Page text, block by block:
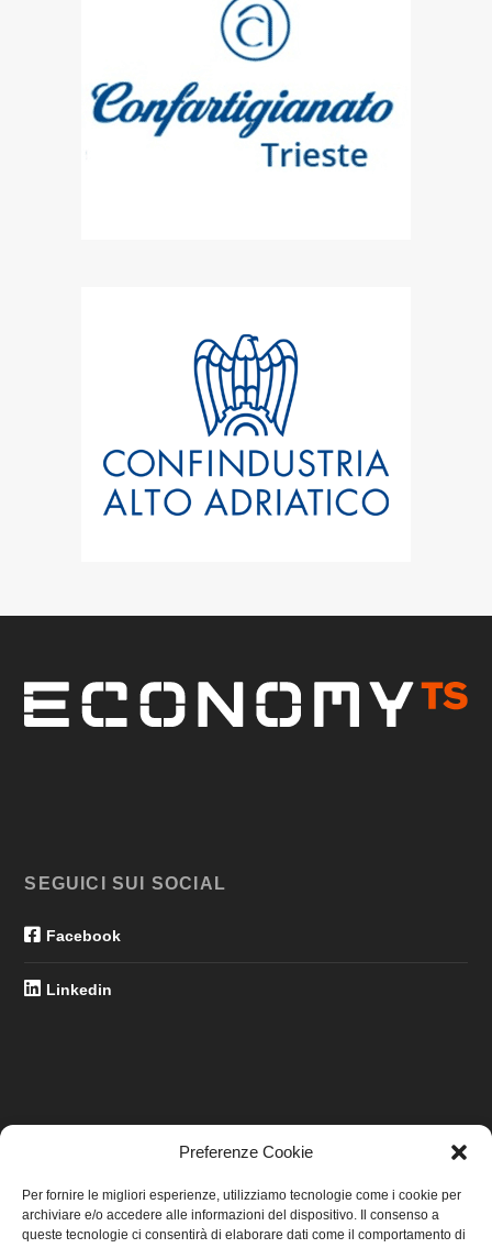
Preferenze Cookie
Per fornire le migliori esperienze, utilizziamo tecnologie come i cookie per
archiviare e/o accedere alle informazioni del dispositivo. Il consenso a
queste tecnologie ci consentirà di elaborare dati come il comportamento di
SEGUICI SUI SOCIAL
Facebook
Linkedin
Home